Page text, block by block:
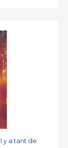
y a tant de